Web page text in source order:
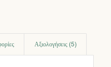
Αξιολογήσεις (5)